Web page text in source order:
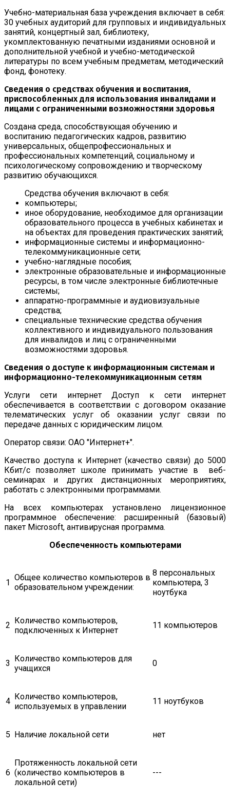
Учебно-материальная база учреждения включает в себя:
30 учебных аудиторий для групповых и индивидуальных
занятий, концертный зал, библиотеку,
укомплектованную печатными изданиями основной и
дополнительной учебной и учебно-методической
литературы по всем учебным предметам, методический
фонд, фонотеку.
Сведения о средствах обучения и воспитания,
приспособленных для использования инвалидами и
лицами с ограниченными возможностями здоровья
Создана среда, способствующая обучению и
воспитанию педагогических кадров, развитию
универсальных, общепрофессиональных и
профессиональных компетенций, социальному и
психологическому сопровождению и творческому
развитию обучающихся.
Средства обучения включают в себя:
компьютеры;
иное оборудование, необходимое для организации
образовательного процесса в учебных кабинетах и
на объектах для проведения практических занятий;
информационные системы и информационно-
телекоммуникационные сети;
учебно-наглядные пособия;
электронные образовательные и информационные
ресурсы, в том числе электронные библиотечные
системы;
аппаратно-программные и аудиовизуальные
средства;
специальные технические средства обучения
коллективного и индивидуального пользования
для инвалидов и лиц с ограниченными
возможностями здоровья.
Сведения о доступе к информационным системам и
информационно-телекоммуникационным сетям
Услуги сети интернет Доступ к сети интернет
обеспечивается в соответствии с договором оказание
телематических услуг об оказании услуг связи по
передаче данных с юридическим лицом.
Оператор связи: ОАО "Интернет+".
Качество доступа к Интернет (качество связи) до 5000
Кбит/с позволяет школе принимать участие в веб-
семинарах и других дистанционных мероприятиях,
работать с электронными программами.
На всех компьютерах установлено лицензионное
программное обеспечение: расширенный (базовый)
пакет Microsoft, антивирусная программа.
Обеспеченность компьютерами
1
Общее количество компьютеров в
образовательном учреждении:
8 персональных
компьютера, 3
ноутбука
2 Количество компьютеров,
подключенных к Интернет
11 компьютеров
3 Количество компьютеров для
учащихся
0
4 Количество компьютеров,
используемых в управлении
11 ноутбуков
5 Наличие локальной сети нет
6
Протяженность локальной сети
(количество компьютеров в
локальной сети)
---